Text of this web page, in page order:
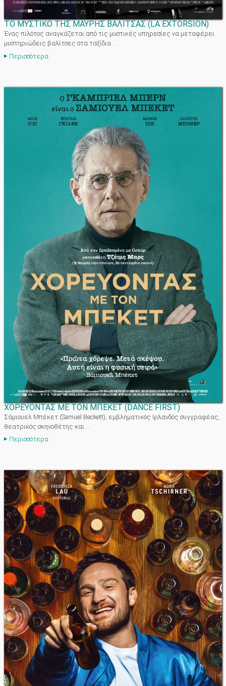
ΤΟ ΜΥΣΤΙΚΟ ΤΗΣ ΜΑΥΡΗΣ ΒΑΛΙΤΣΑΣ (LA EXTORSIÓN)
Ένας πιλότος αναγκάζεται από τις μυστικές υπηρεσίες να μεταφέρει
μυστηριώδεις βαλίτσες στα ταξίδια ...
Περισσότερα
ΧΟΡΕΥΟΝΤΑΣ ΜΕ ΤΟΝ ΜΠΕΚΕΤ(DANCE FIRST)
Σάμιουελ Μπέκετ (Samuel Beckett), εμβληματικός Ιρλανδός συγγραφέας,
θεατρικός σκηνοθέτης και ...
Περισσότερα